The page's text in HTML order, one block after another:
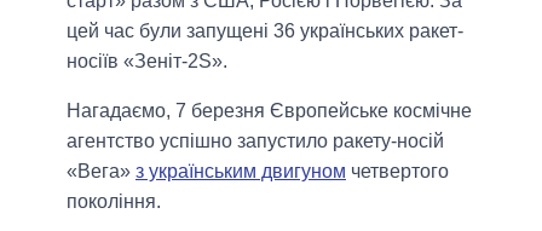
цей час були запущені 36 українських ракет-
носіїв «Зеніт-2S».
Нагадаємо, 7 березня Європейське космічне
агентство успішно запустило ракету-носій
«Вега» з українським двигуном четвертого
покоління.